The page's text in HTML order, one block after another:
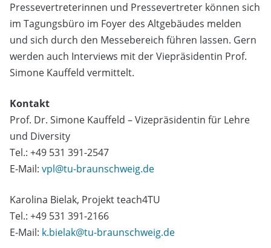
Pressevertreterinnen und Pressevertreter können sich
im Tagungsbüro im Foyer des Altgebäudes melden
und sich durch den Messebereich führen lassen. Gern
werden auch Interviews mit der Viepräsidentin Prof.
Simone Kauffeld vermittelt.
Kontakt
Prof. Dr. Simone Kauffeld – Vizepräsidentin für Lehre
und Diversity
Tel.: +49 531 391-2547
E-Mail: vpl@tu-braunschweig.de
Karolina Bielak, Projekt teach4TU
Tel.: +49 531 391-2166
E-Mail: k.bielak@tu-braunschweig.de